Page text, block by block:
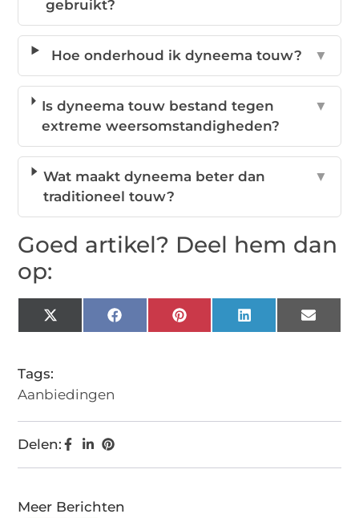
gebruikt?
Hoe onderhoud ik dyneema touw? ▼
Is dyneema touw bestand tegen
extreme weersomstandigheden?
▼
Wat maakt dyneema beter dan
traditioneel touw?
▼
Goed artikel? Deel hem dan
op:
X
(Twitter)
FacebookPinterestLinkedIn Email
Tags:
Aanbiedingen
Delen:
Meer Berichten